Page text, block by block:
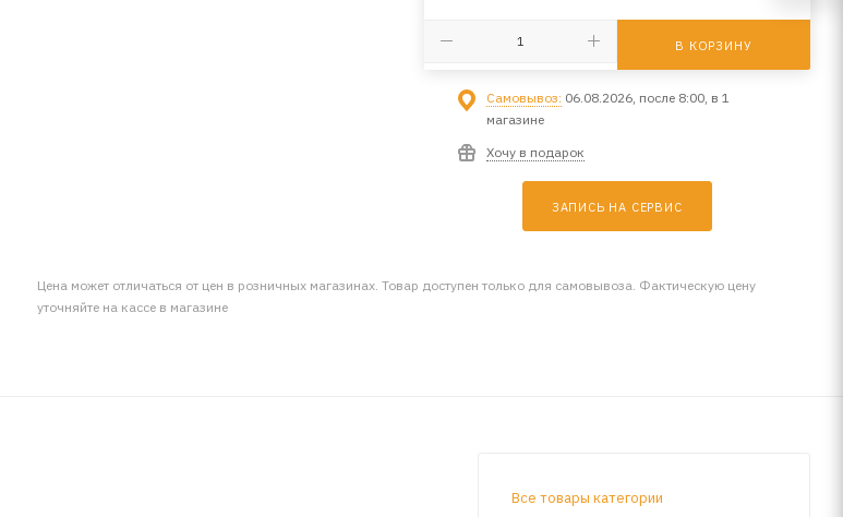
В КОРЗИНУ
Самовывоз: 06.08.2026, после 8:00, в 1
магазине
Хочу в подарок
ЗАПИСЬ НА СЕРВИС
Цена может отличаться от цен в розничных магазинах. Товар доступен только для самовывоза. Фактическую цену
уточняйте на кассе в магазине
Все товары категории